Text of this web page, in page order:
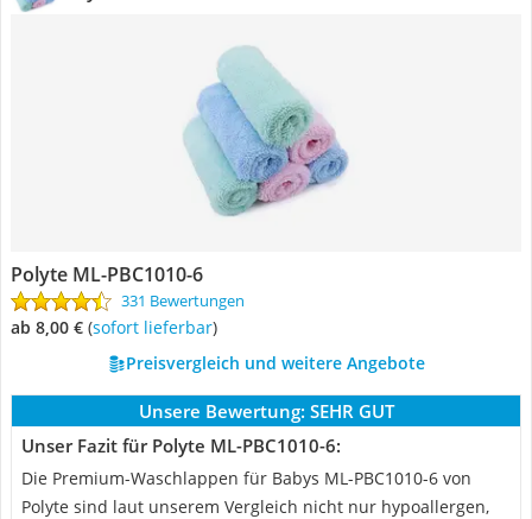
Polyte ML-PBC1010-6
331 Bewertungen
ab 8,00 € ( Sofort lieferbar)
Preisvergleich und weitere Angebote
Unsere Bewertung: SEHR GUT
Unser Fazit für Polyte ML-PBC1010-6:
Die Premium-Waschlappen für Babys ML-PBC1010-6 von
Polyte sind laut unserem Vergleich nicht nur hypoallergen,